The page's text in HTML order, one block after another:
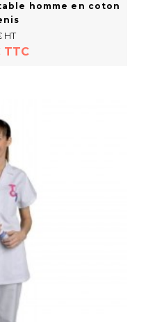
plus
homme en coton
HT
TTC